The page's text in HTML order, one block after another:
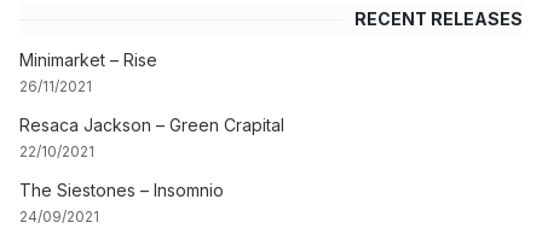
RECENT RELEASES
Minimarket – Rise
26/11/2021
Resaca Jackson – Green Crapital
22/10/2021
The Siestones – Insomnio
24/09/2021